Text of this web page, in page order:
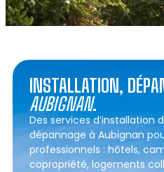
INSTALLATION,
AUBIGNAN.
Des services d’installation
dépannage à Aubignan
professionnels : hôtels,
copropriété, logements